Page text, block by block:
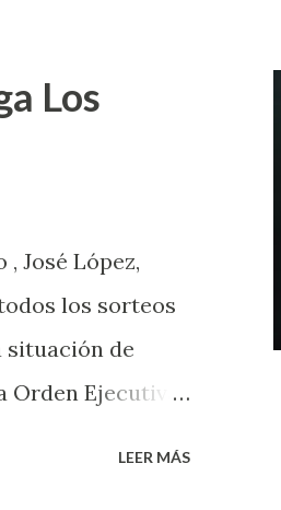
Los
José López,
los sorteos
situación de
Orden Ejecutiva
LEER MÁS